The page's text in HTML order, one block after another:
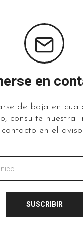
en
de baja en
consulte nuestra
contacto en el
SUSCRIBIR